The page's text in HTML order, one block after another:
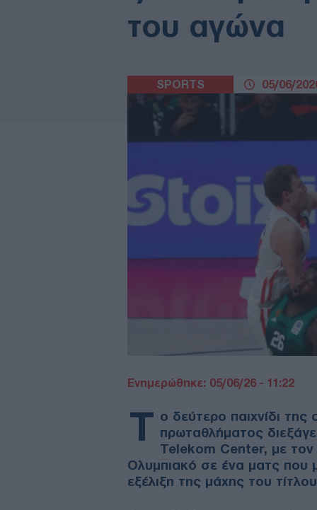
του αγώνα
SPORTS 05/06/
Ενημερώθηκε: 05/06/26 - 11:22
Τ ο δεύτερο παιχνίδι της
πρωταθλήματος
Telekom Center, με τον
Ολυμπιακό σε ένα ματς που
εξέλιξη της μάχης του